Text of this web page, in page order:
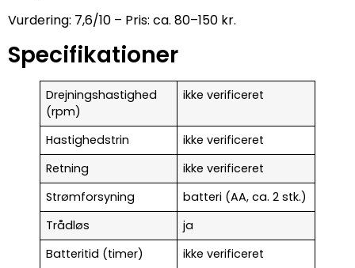
Vurdering: 7,6/10 – Pris: ca. 80–150 kr.
Specifikationer
Drejningshastighed
(rpm)
ikke verificeret
Hastighedstrin
ikke verificeret
Retning
ikke verificeret
Strømforsyning
batteri (AA, ca. 2 stk.)
Trådløs
ja
Batteritid (timer)
ikke verificeret